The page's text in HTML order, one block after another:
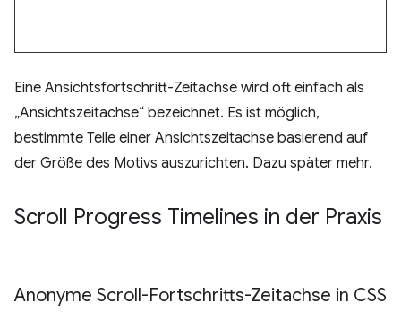
Eine Ansichtsfortschritt-Zeitachse wird oft einfach als
„Ansichtszeitachse“ bezeichnet. Es ist möglich,
bestimmte Teile einer Ansichtszeitachse basierend auf
der Größe des Motivs auszurichten. Dazu später mehr.
Scroll Progress Timelines in der Praxis
Anonyme Scroll-Fortschritts-Zeitachse in CSS